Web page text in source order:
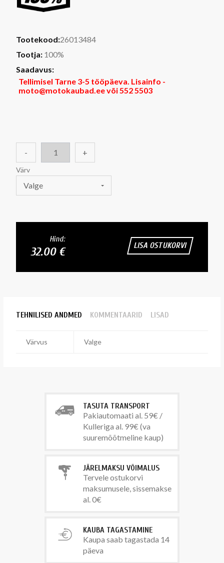
Tootekood:26013484
Tootja: 100%
Saadavus:
Tellimisel Tarne 3-5 tööpäeva. Lisainfo -
moto@motokaubad.ee või 552 5503
- +
Värv
Valge
Hind:
32.00 € LISA OSTUKORVI
TEHNILISED ANDMED KOMMENTAARID LISAD
Värvus Valge
TASUTA TRANSPORT
Pakiautomaati al. 59€ /
Kulleriga al. 99€ (va
suuremõõtmeline kaup)
JÄRELMAKSU VÕIMALUS
Tervele ostukorvi
maksumusele, sissemakse
al. 0€
KAUBA TAGASTAMINE
Kaupa saab tagastada 14
päeva